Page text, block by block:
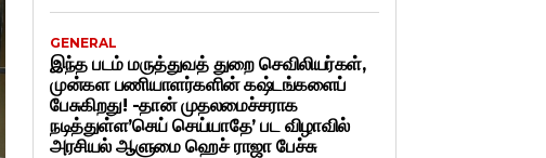
GENERAL
இந்த படம் மருத்துவத் துறை செவிலியர்கள்,
முன்கள பணியாளர்களின் கஷ்டங்களைப்
பேசுகிறது! -தான் முதலமைச்சராக
நடித்துள்ள’செய் செய்யாதே’ பட விழாவில்
அரசியல் ஆளுமை ஹெச் ராஜா பேச்சு